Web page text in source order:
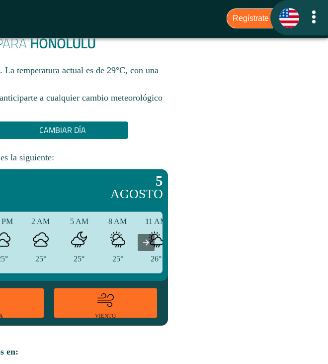
HONOLULU
temperatura actual es de 29°C, con una
a cualquier cambio meteorológico
CAMBIAR DÍA
la siguiente:
5
AGOSTO
PM 2 AM
25°
5 AM
25°
8 AM
25°
11 AM
26°
VIENTO
en: